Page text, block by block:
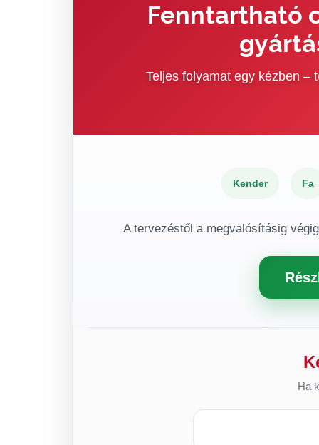
Fenntartható
Teljes folyamat egy kézben –
Kender Fa
A tervezéstől a megvalósításig
Ha